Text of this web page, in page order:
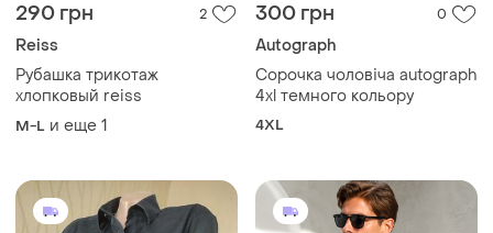
290 грн 2
Reiss
Рубашка трикотаж
хлопковый reiss
M-L и еще 1
300 грн 0
Autograph
Сорочка чоловіча autograph
4xl темного кольору
4XL